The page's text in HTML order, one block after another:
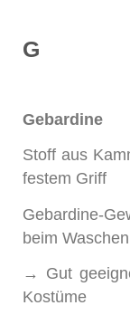
G
Gebardine
Stoff aus
festem Griff
Gebardine-
beim
→ Gut
Kostüme